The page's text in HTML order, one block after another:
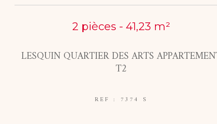
2 pièces - 41,23 m²
LESQUIN QUARTIER DES ARTS
T2
REF : 7374 S